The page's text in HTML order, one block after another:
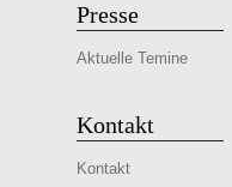
Presse
Aktuelle Temine
Kontakt
Kontakt